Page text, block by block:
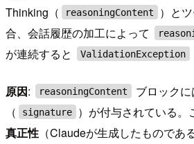
Thinking（
reasoningContent
）と
合、会話履歴の加工によって
が連続すると
ValidationException
原因: reasoningContent
ブロック
（
signature
）が付与されている
真正性 （Claudeが生成したものであ